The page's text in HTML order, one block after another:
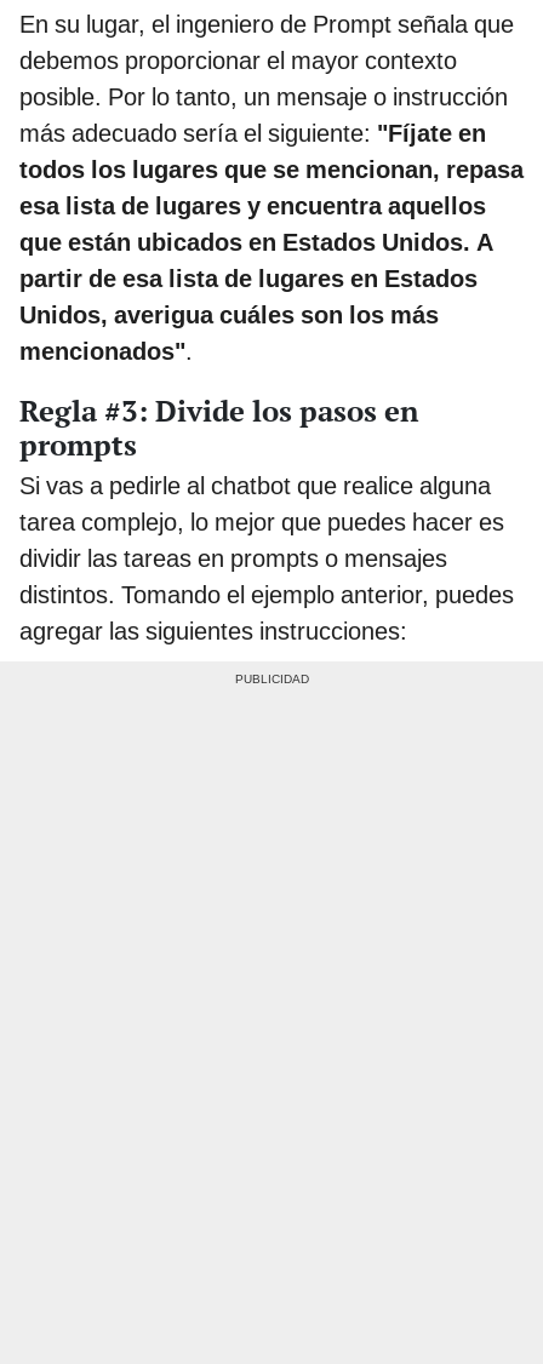
En su lugar, el ingeniero de Prompt señala que
debemos proporcionar el mayor contexto
posible. Por lo tanto, un mensaje o instrucción
más adecuado sería el siguiente: "Fíjate en
todos los lugares que se mencionan, repasa
esa lista de lugares y encuentra aquellos
que están ubicados en Estados Unidos. A
partir de esa lista de lugares en Estados
Unidos, averigua cuáles son los más
mencionados".
Regla #3: Divide los pasos en
prompts
Si vas a pedirle al chatbot que realice alguna
tarea complejo, lo mejor que puedes hacer es
dividir las tareas en prompts o mensajes
distintos. Tomando el ejemplo anterior, puedes
agregar las siguientes instrucciones: